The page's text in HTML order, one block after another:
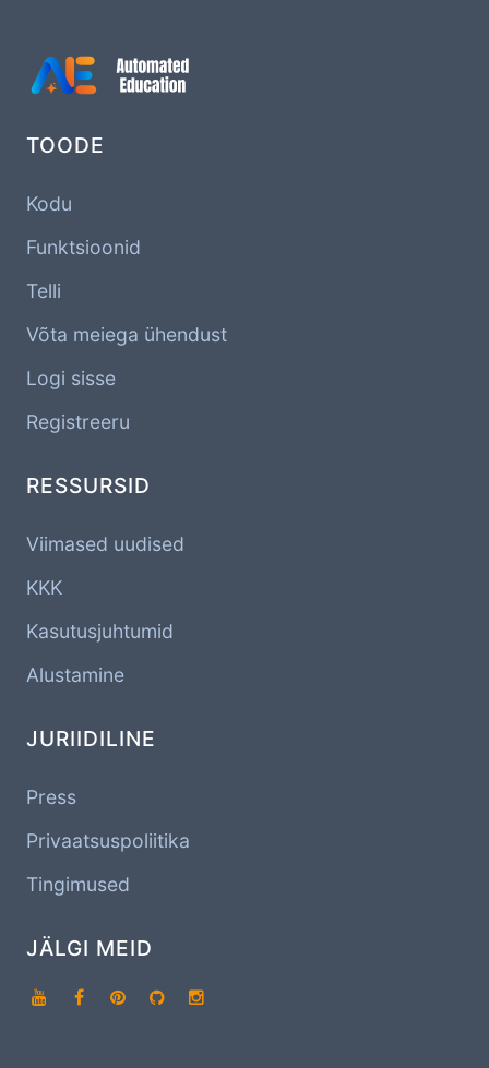
TOODE
Kodu
Funktsioonid
Telli
Võta meiega ühendust
Logi sisse
Registreeru
RESSURSID
Viimased uudised
KKK
Kasutusjuhtumid
Alustamine
JURIIDILINE
Press
Privaatsuspoliitika
Tingimused
JÄLGI MEID